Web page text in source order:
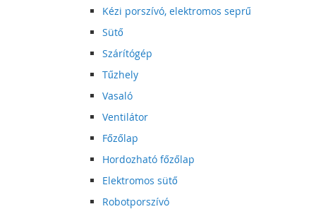
Kézi porszívó, elektromos seprű
Sütő
Szárítógép
Tűzhely
Vasaló
Ventilátor
Főzőlap
Hordozható főzőlap
Elektromos sütő
Robotporszívó